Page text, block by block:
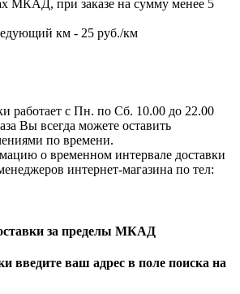
МКАД, при заказе на сумму менее 5
км - 25 руб./км
работает с Пн. по Сб. 10.00 до 22.00
Вы всегда можете оставить
по времени.
о временном интервале доставки
интернет-магазина по тел:
за пределы МКАД
введите ваш адрес в поле поиска на